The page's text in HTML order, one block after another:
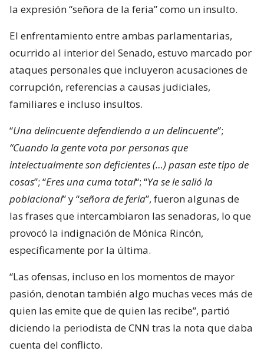
la expresión “señora de la feria” como un insulto.
El enfrentamiento entre ambas parlamentarias,
ocurrido al interior del Senado, estuvo marcado por
ataques personales que incluyeron acusaciones de
corrupción, referencias a causas judiciales,
familiares e incluso insultos.
“Una delincuente defendiendo a un delincuente”;
“Cuando la gente vota por personas que
intelectualmente son deficientes (…) pasan este tipo de
cosas”; “Eres una cuma total“; “Ya se le salió la
poblacional” y “señora de feria”, fueron algunas de
las frases que intercambiaron las senadoras, lo que
provocó la indignación de Mónica Rincón,
específicamente por la última.
“Las ofensas, incluso en los momentos de mayor
pasión, denotan también algo muchas veces más de
quien las emite que de quien las recibe”, partió
diciendo la periodista de CNN tras la nota que daba
cuenta del conflicto.